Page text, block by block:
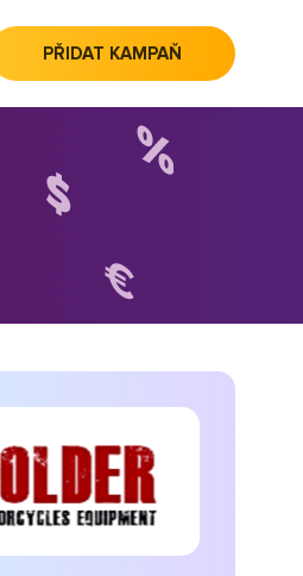
PŘIDAT KAMPAŇ